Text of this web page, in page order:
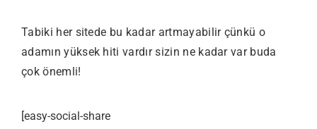
Tabiki her sitede bu kadar artmayabilir çünkü o
adamın yüksek hiti vardır sizin ne kadar var buda
çok önemli!
[easy-social-share